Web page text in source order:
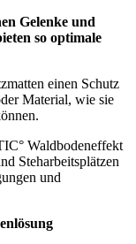
Gelenke und
so optimale
einen Schutz
Material, wie sie
Waldbodeneffekt
Steharbeitsplätzen
und